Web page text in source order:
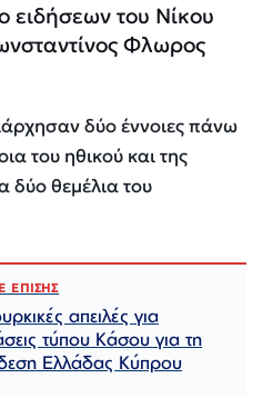
ειδήσεων του Νίκου
Φλωρος
δύο έννοιες πάνω
του ηθικού και της
δύο θεμέλια του
ΕΠΙΣΗΣ
απειλές για
τύπου Κάσου για τη
Ελλάδας Κύπρου